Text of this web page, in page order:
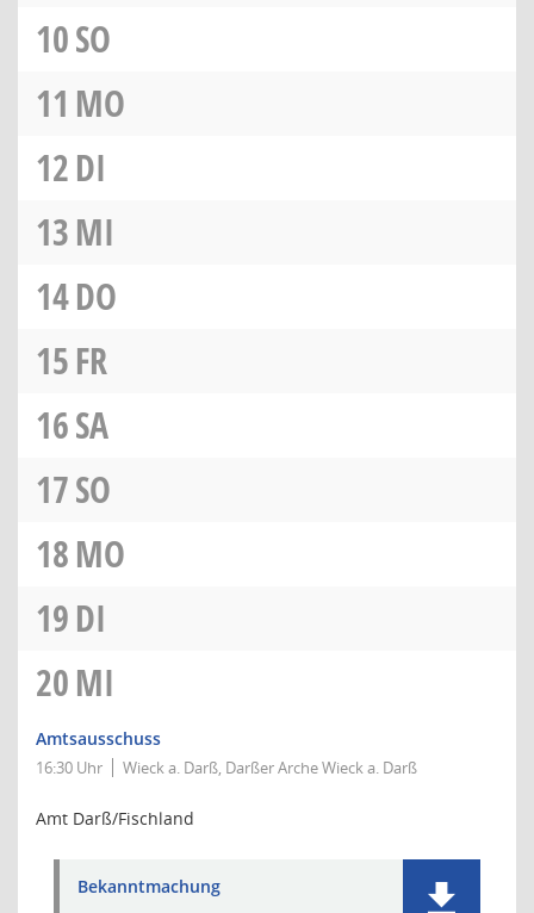
10SO
11 MO
12DI
13MI
14DO
15FR
16SA
17SO
18MO
19DI
20MI
Amtsausschuss
16:30 Uhr Wieck a. Darß, Darßer Arche Wieck a. Darß
Amt Darß/Fischland
Bekanntmachung